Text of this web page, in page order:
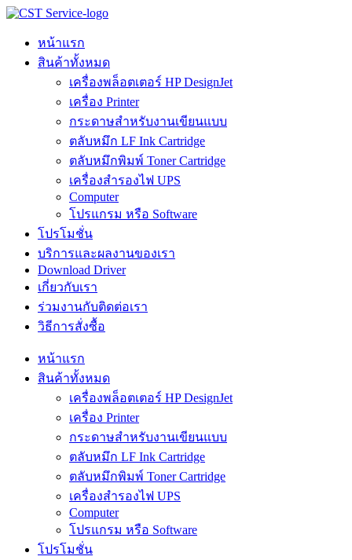
Skip
contentหน้าแรก
สินค้าทั้งหมด
เครื่องพล็อตเตอร์ HP DesignJet
เครื่อง Printer
กระดาษสำหรับงานเขียนแบบ
ตลับหมึก LF Ink Cartridge
ตลับหมึกพิมพ์ Toner Cartridge
เครื่องสำรองไฟ UPS
Computer
โปรแกรม หรือ Software
โปรโมชั่น
บริการและผลงานของเรา
Download Driver
เกี่ยวกับเรา
ร่วมงานกับติดต่อเรา
วิธีการสั่งซื้อ
หน้าแรก
สินค้าทั้งหมด
เครื่องพล็อตเตอร์ HP DesignJet
เครื่อง Printer
กระดาษสำหรับงานเขียนแบบ
ตลับหมึก LF Ink Cartridge
ตลับหมึกพิมพ์ Toner Cartridge
เครื่องสำรองไฟ UPS
Computer
โปรแกรม หรือ Software
โปรโมชั่น